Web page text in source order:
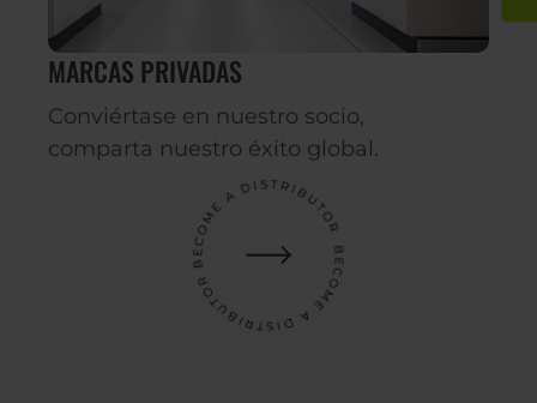
MARCAS PRIVADAS
Conviértase en nuestro socio,
comparta nuestro éxito global.